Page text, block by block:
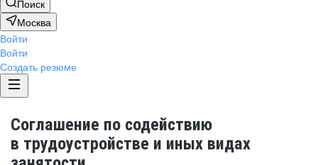
Поиск
Москва
Войти
Войти
Создать резюме
Соглашение по содействию
в трудоустройстве и иных видах